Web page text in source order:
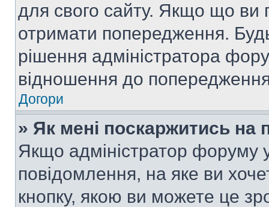
для свого сайту. Якщо що
отримати попередження.
рішення адміністратора
відношення до
Догори
» Як мені поскаржитись на
Якщо адміністратор форуму
повідомлення, на яке ви
кнопку, якою ви можете це